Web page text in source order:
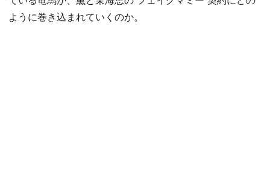
ように巻き込まれていくのか。